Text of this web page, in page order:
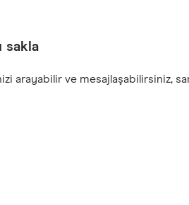
sakla
arayabilir ve mesajlaşabilirsiniz,